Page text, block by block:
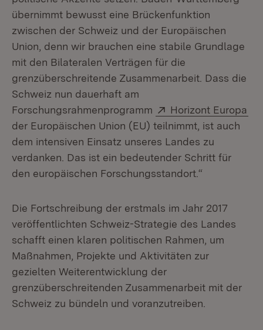
übernimmt bewusst eine Brückenfunktion
zwischen der Schweiz und der Europäischen
Union, denn wir brauchen eine stabile Grundlage
mit den Bilateralen Verträgen für die
grenzüberschreitende Zusammenarbeit. Dass die
Schweiz nun dauerhaft am
Forschungsrahmenprogramm
Extern:
Horizont Europa
der Europäischen Union (EU) teilnimmt, ist auch
dem intensiven Einsatz unseres Landes zu
verdanken. Das ist ein bedeutender Schritt für
den europäischen Forschungsstandort.“
Die Fortschreibung der erstmals im Jahr 2017
veröffentlichten Schweiz-Strategie des Landes
schafft einen klaren politischen Rahmen, um
Maßnahmen, Projekte und Aktivitäten zur
gezielten Weiterentwicklung der
grenzüberschreitenden Zusammenarbeit mit der
Schweiz zu bündeln und voranzutreiben.